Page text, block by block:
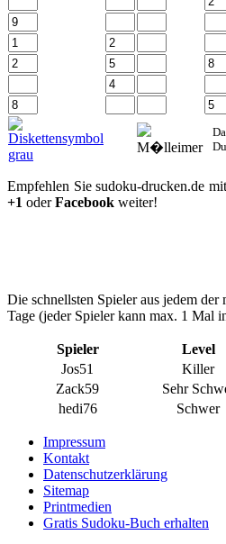
Empfehlen Sie sudoku-drucken.de
+1 oderFacebook weiter!
Die schnellsten Spieler aus jedem
Tage (jeder Spieler kann max. 1 Mal
Spieler Level
Jos51
Killer
Zack59
Sehr
hedi76
Schwer
Impressum
Kontakt
Datenschutzerklärung
Sitemap
Printmedien
Gratis Sudoku-Buch erhalten